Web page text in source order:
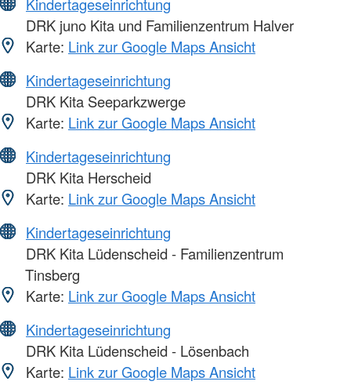
Kindertageseinrichtung
DRK juno Kita und Familienzentrum Halver
Karte: Link zur Google Maps Ansicht
Kindertageseinrichtung
DRK Kita Seeparkzwerge
Karte: Link zur Google Maps Ansicht
Kindertageseinrichtung
DRK Kita Herscheid
Karte: Link zur Google Maps Ansicht
Kindertageseinrichtung
DRK Kita Lüdenscheid - Familienzentrum
Tinsberg
Karte: Link zur Google Maps Ansicht
Kindertageseinrichtung
DRK Kita Lüdenscheid - Lösenbach
Karte: Link zur Google Maps Ansicht